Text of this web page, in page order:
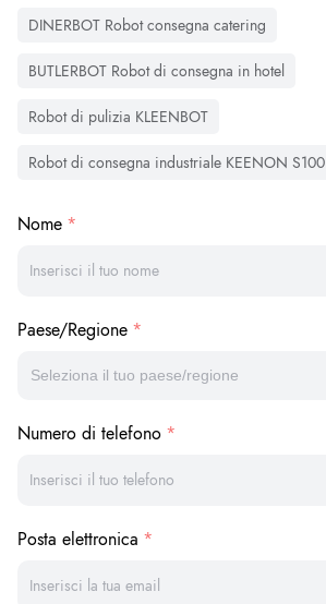
DINERBOT Robot consegna catering
BUTLERBOT Robot di consegna in hotel
Robot di pulizia KLEENBOT
Robot di consegna industriale KEENON S100
Nome
Paese/Regione
Seleziona il tuo paese/regione
Numero di telefono
Posta elettronica